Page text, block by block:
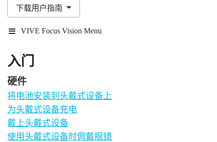
下载用户指南
VIVE Focus Vision Menu
入门
硬件
将电池安装到头戴式设备上
为头戴式设备充电
戴上头戴式设备
使用头戴式设备时佩戴眼镜